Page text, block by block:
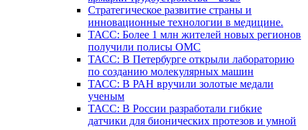
Стратегическое развитие страны и
инновационные технологии в медицине.
ТАСС: Более 1 млн жителей новых регионов
получили полисы ОМС
ТАСС: В Петербурге открыли лабораторию
по созданию молекулярных машин
ТАСС: В РАН вручили золотые медали
ученым
ТАСС: В России разработали гибкие
датчики для бионических протезов и умной